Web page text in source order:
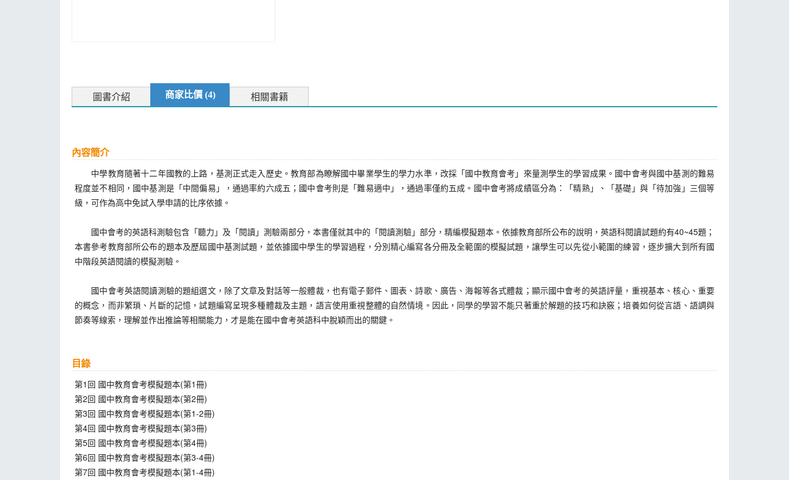
圖書介紹 商家比價 (4) 相關書籍
內容簡介
中學教育隨著十二年國教的上路，基測正式走入歷史。教育部為瞭解國中畢業學生的學力水準，改採「國中教育會考」來量測學生的學習成果。國中會考與國中基測的難易
程度並不相同，國中基測是「中間偏易」，通過率約六成五；國中會考則是「難易適中」，通過率僅約五成。國中會考將成績區分為：「精熟」、「基礎」與「待加強」三個等
級，可作為高中免試入學申請的比序依據。
國中會考的英語科測驗包含「聽力」及「閱讀」測驗兩部分，本書僅就其中的「閱讀測驗」部分，精編模擬題本。依據教育部所公布的說明，英語科閱讀試題約有40~45題；
本書參考教育部所公布的題本及歷屆國中基測試題，並依據國中學生的學習過程，分別精心編寫各分冊及全範圍的模擬試題，讓學生可以先從小範圍的練習，逐步擴大到所有國
中階段英語閱讀的模擬測驗。
國中會考英語閱讀測驗的題組選文，除了文章及對話等一般體裁，也有電子郵件、圖表、詩歌、廣告、海報等各式體裁；顯示國中會考的英語評量，重視基本、核心、重要
的概念，而非繁瑣、片斷的記憶，試題編寫呈現多種體裁及主題，語言使用重視整體的自然情境。因此，同學的學習不能只著重於解題的技巧和訣竅；培養如何從言語、語調與
節奏等線索，理解並作出推論等相關能力，才是能在國中會考英語科中脫穎而出的關鍵。
目錄
第1回 國中教育會考模擬題本(第1冊)
第2回 國中教育會考模擬題本(第2冊)
第3回 國中教育會考模擬題本(第1-2冊)
第4回 國中教育會考模擬題本(第3冊)
第5回 國中教育會考模擬題本(第4冊)
第6回 國中教育會考模擬題本(第3-4冊)
第7回 國中教育會考模擬題本(第1-4冊)